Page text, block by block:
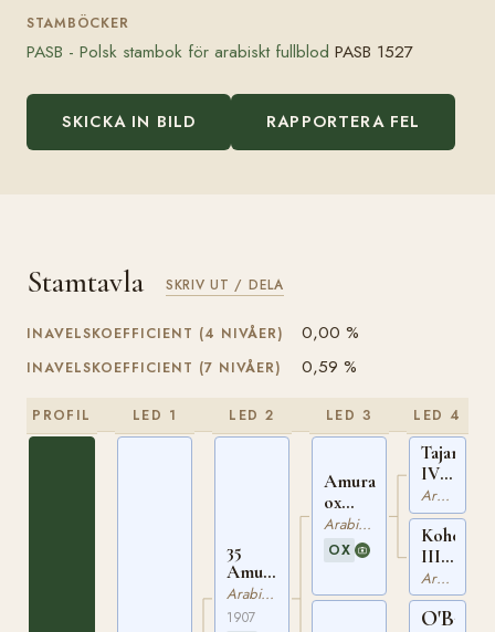
STAMBÖCKER
PASB - Polsk stambok för arabiskt fullblod PASB 1527
SKICKA IN BILD RAPPORTERA FEL
Stamtavla SKRIV UT / DELA
INAVELSKOEFFICIENT (4 NIVÅER) 0,00 %
INAVELSKOEFFICIENT (7 NIVÅER) 0,59 %
PROFIL LED 1 LED 2
35
Amurath
II ox
PASB
Arabiskt Fullblod
1907
LED 3
Amurath
ox
WEIL
130
Arabiskt Fullblod
OX
LED 4
Tajar
IV
ox
WEIL
117
Arabiskt Fullblod
Koheil
III
ox
WEIL
121
Arabiskt Fullblod
O'Bajan